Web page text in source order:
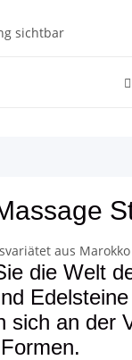
sichtbar
aus Marokko
die Welt
sich an der